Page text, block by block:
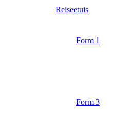
Reiseetuis
Form 1
Form 3